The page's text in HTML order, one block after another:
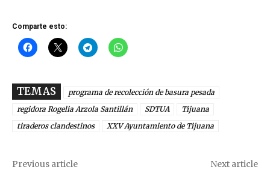
Comparte esto:
TEMAS
programa de recolección de basura pesada
regidora Rogelia Arzola Santillán
SDTUA
Tijuana
tiraderos clandestinos
XXV Ayuntamiento de Tijuana
Previous article Next article